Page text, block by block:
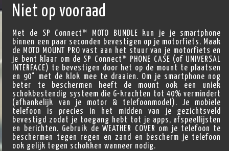
Niet op vooraad
Met de SP Connect™ MOTO BUNDLE kun je je smartphone
binnen een paar seconden bevestigen op je motorfiets. Maak
de MOTO MOUNT PRO vast aan het stuur van je motorfiets en
je bent klaar om de SP Connect™ PHONE CASE (of UNIVERSAL
INTERFACE) te bevestigen door het op de mount te plaatsen
en 90° met de klok mee te draaien. Om je smartphone nog
beter te beschermen heeft de mount ook een uniek
schokbestendig systeem die G-krachten tot 40% vermindert
(afhankelijk van je motor & telefoonmodel). Je mobiele
telefoon is precies in het midden van je gezichtsveld
bevestigd zodat je toegang hebt tot je apps, afspeellijsten
en berichten. Gebruik de WEATHER COVER om je telefoon te
beschermen tegen regen en zand en bescherm je telefoon
ook gelijk tegen schokken wanneer nodig.